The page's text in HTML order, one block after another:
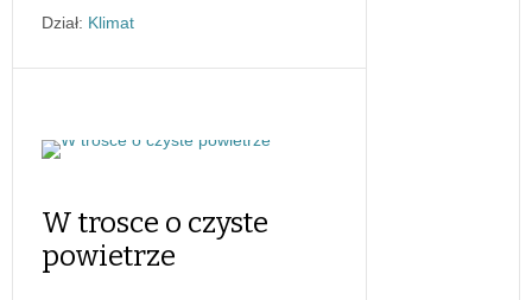
Dział: Klimat
W trosce o czyste
powietrze